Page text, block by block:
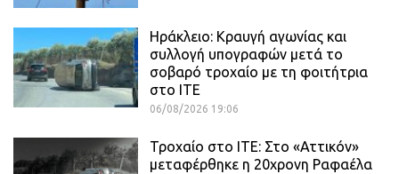
Ηράκλειο: Κραυγή αγωνίας και
συλλογή υπογραφών μετά το
σοβαρό τροχαίο με τη φοιτήτρια
στο ΙΤΕ
06/08/2026 19:06
Τροχαίο στο ΙΤΕ: Στο «Αττικόν»
μεταφέρθηκε η 20χρονη Ραφαέλα